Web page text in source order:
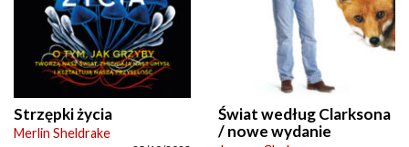
Strzępki życia
Merlin Sheldrake
Świat według Clarksona
/ nowe wydanie